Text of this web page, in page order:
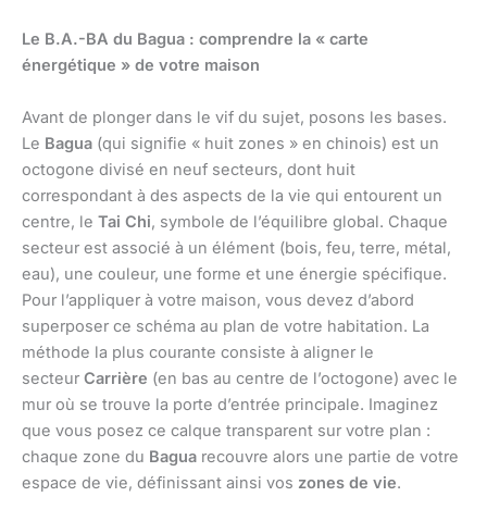
Le B.A.-BA du Bagua : comprendre la « carte
énergétique » de votre maison
Avant de plonger dans le vif du sujet, posons les bases.
Le Bagua (qui signifie « huit zones » en chinois) est un
octogone divisé en neuf secteurs, dont huit
correspondant à des aspects de la vie qui entourent un
centre, le Tai Chi, symbole de l’équilibre global. Chaque
secteur est associé à un élément (bois, feu, terre, métal,
eau), une couleur, une forme et une énergie spécifique.
Pour l’appliquer à votre maison, vous devez d’abord
superposer ce schéma au plan de votre habitation. La
méthode la plus courante consiste à aligner le
secteur Carrière (en bas au centre de l’octogone) avec le
mur où se trouve la porte d’entrée principale. Imaginez
que vous posez ce calque transparent sur votre plan :
chaque zone du Bagua recouvre alors une partie de votre
espace de vie, définissant ainsi vos zones de vie.